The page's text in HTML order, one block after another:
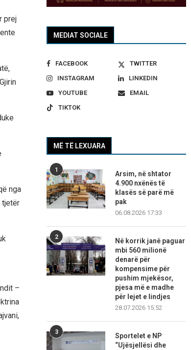
prej
nga
tjetër
–
MEDIAT SOCIALE
FACEBOOK
TWITTER
INSTAGRAM
LINKEDIN
YOUTUBE
EMAIL
TIKTOK
MË TË LEXUARA
1
Arsim, në shtator
4.900 nxënës të
klasës së parë më
pak
06.08.2026 17:33
2
Në korrik janë paguar
mbi 560 milionë
denarë për
kompensime për
pushim mjekësor,
pjesa më e madhe
për lejet e lindjes
28.07.2026 15:52
3
Sportelet e NP
“Ujësjellësi dhe